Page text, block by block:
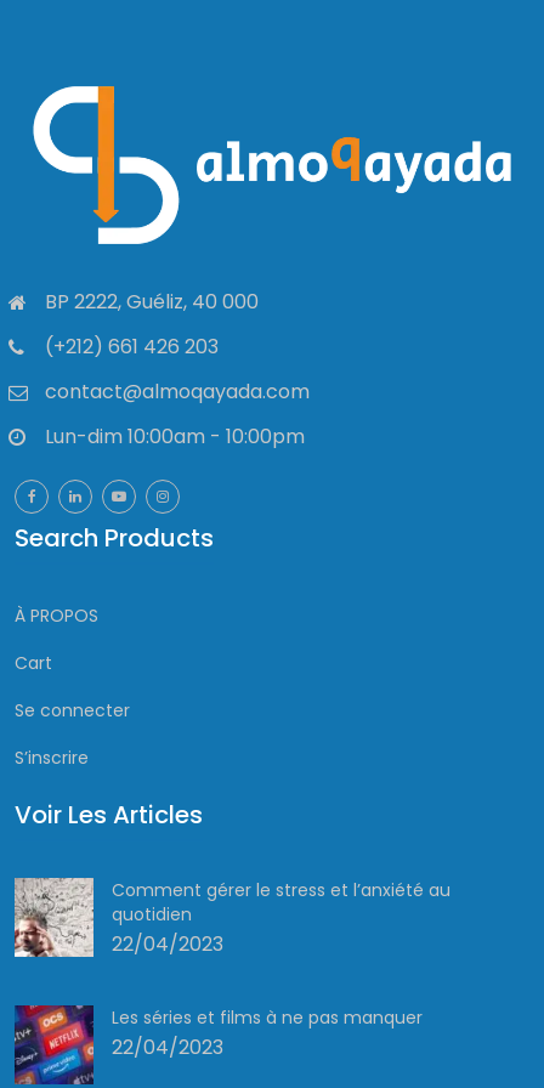
BP 2222, Guéliz, 40 000
(+212) 661 426 203
contact@almoqayada.com
Lun-dim 10:00am - 10:00pm
Search Products
À PROPOS
Cart
Se connecter
S’inscrire
Voir Les Articles
Comment gérer le stress et l’anxiété au
quotidien
22/04/2023
Les séries et films à ne pas manquer
22/04/2023